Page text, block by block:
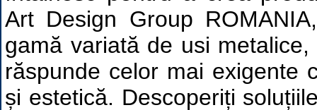
Art Design Group
gamă variată de usi
răspunde celor mai exigente
și estetică. Descoperiți